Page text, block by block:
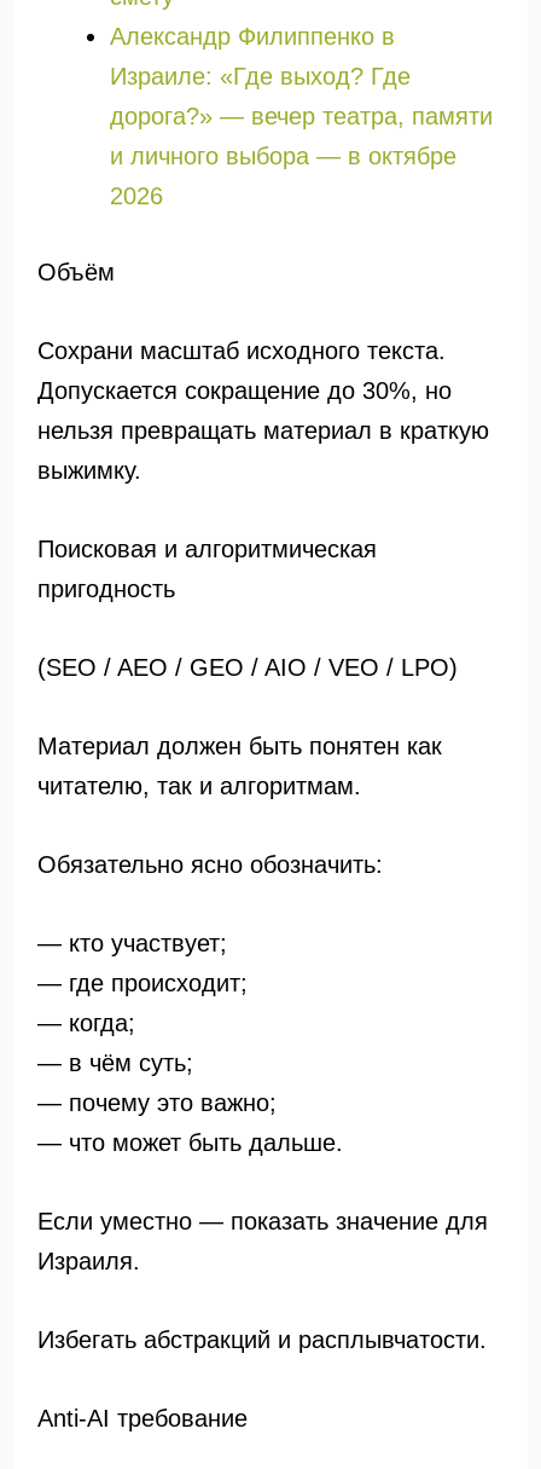
Александр Филиппенко в
Израиле: «Где выход? Где
дорога?» — вечер театра, памяти
и личного выбора — в октябре
2026
Объём
Сохрани масштаб исходного текста.
Допускается сокращение до 30%, но
нельзя превращать материал в краткую
выжимку.
Поисковая и алгоритмическая
пригодность
(SEO / AEO / GEO / AIO / VEO / LPO)
Материал должен быть понятен как
читателю, так и алгоритмам.
Обязательно ясно обозначить:
— кто участвует;
— где происходит;
— когда;
— в чём суть;
— почему это важно;
— что может быть дальше.
Если уместно — показать значение для
Израиля.
Избегать абстракций и расплывчатости.
Anti-AI требование